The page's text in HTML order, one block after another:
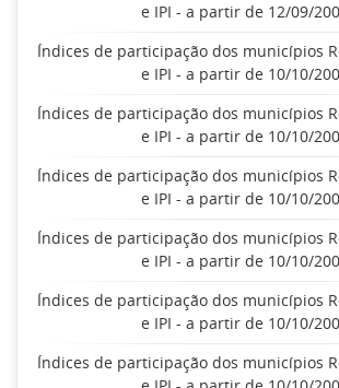
e IPI - a partir de 12/09/
Índices de participação dos municípios
e IPI - a partir de 10/10/
Índices de participação dos municípios
e IPI - a partir de 10/10/
Índices de participação dos municípios
e IPI - a partir de 10/10/
Índices de participação dos municípios
e IPI - a partir de 10/10/
Índices de participação dos municípios
e IPI - a partir de 10/10/
Índices de participação dos municípios